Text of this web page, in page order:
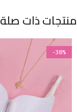
منتجات ذات صلة
-38%